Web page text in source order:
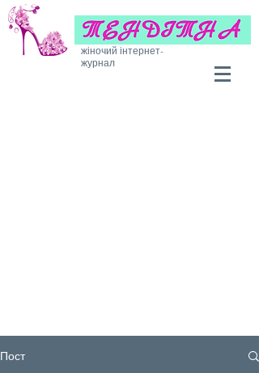
жіночий інтернет-
журнал
Пост